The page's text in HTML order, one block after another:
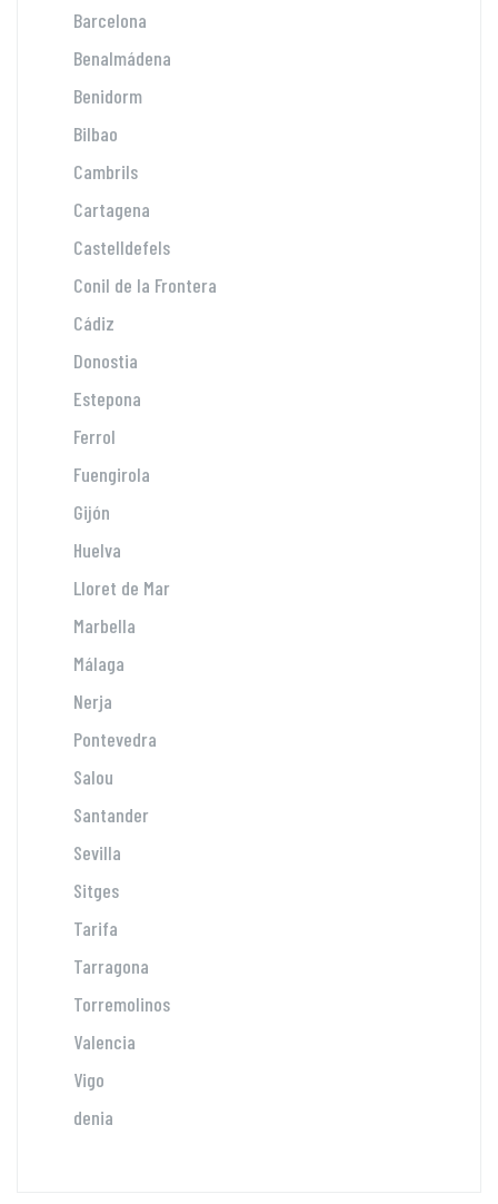
Barcelona
Benalmádena
Benidorm
Bilbao
Cambrils
Cartagena
Castelldefels
Conil de la Frontera
Cádiz
Donostia
Estepona
Ferrol
Fuengirola
Gijón
Huelva
Lloret de Mar
Marbella
Málaga
Nerja
Pontevedra
Salou
Santander
Sevilla
Sitges
Tarifa
Tarragona
Torremolinos
Valencia
Vigo
denia